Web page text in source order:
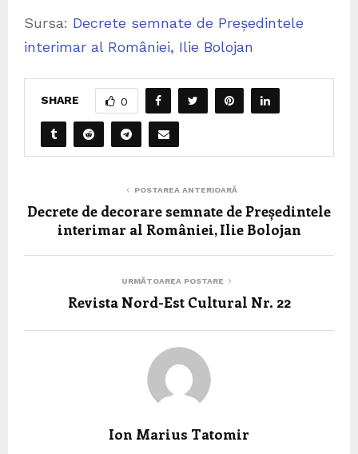
Sursa: Decrete semnate de Președintele
interimar al României, Ilie Bolojan
SHARE 0
POSTAREA ANTERIOARĂ
Decrete de decorare semnate de Președintele
interimar al României, Ilie Bolojan
URMĂTOAREA POSTARE
Revista Nord-Est Cultural Nr. 22
Ion Marius Tatomir